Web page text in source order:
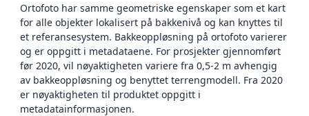
Ortofoto har samme geometriske egenskaper som et kart
for alle objekter lokalisert på bakkenivå og kan knyttes til
et referansesystem. Bakkeoppløsning på ortofoto varierer
og er oppgitt i metadataene. For prosjekter gjennomført
før 2020, vil nøyaktigheten variere fra 0,5-2 m avhengig
av bakkeoppløsning og benyttet terrengmodell. Fra 2020
er nøyaktigheten til produktet oppgitt i
metadatainformasjonen.